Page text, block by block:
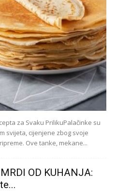
za Svaku PrilikuPalačinke su
svijeta, cijenjene zbog svoje
Ove tanke, mekane...
OD KUHANJA: